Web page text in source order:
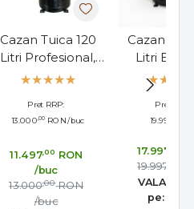
Cazan Tuica 120
Litri Profesional,
Stabil cu
Pret RRP:
13.000,00 RON /buc
11.497,00 RON
/buc
13.000,00 RON
/buc
Cazan
Litri
5mm
Pret RRP:
19.997
17.997
19.997
VALABIL
pe: